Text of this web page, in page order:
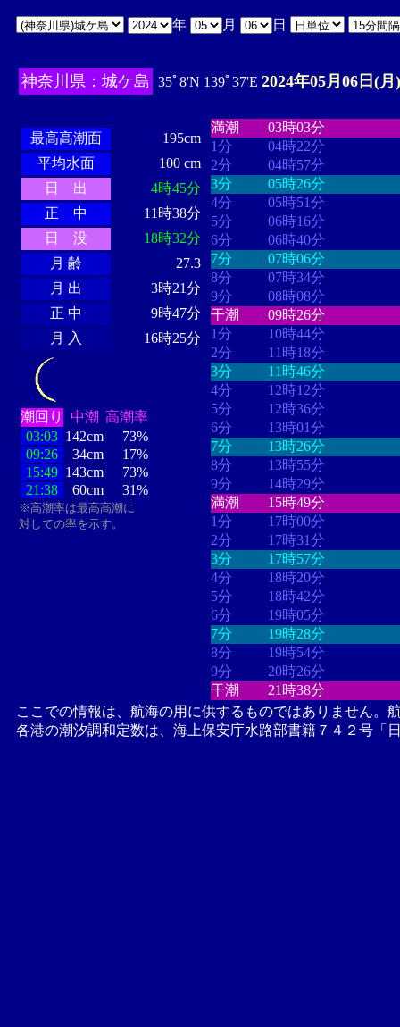
年 月 日
神奈川県：城ケ島 35ﾟ8'N 139ﾟ37'E 2024年05月06日(月)
最高高潮面
195cm
平均水面
100 cm
日 出
4時45分
正 中
11時38分
日 没
18時32分
月 齢
27.3
月 出
3時21分
正 中
9時47分
月 入
16時25分
潮回り 中潮 高潮率
03:03 142cm
73%
09:26
34cm
17%
15:49 143cm
73%
21:38
60cm 31%
※高潮率は最高高潮に
対しての率を示す。
満潮
03時03分
1分
04時22分
2分
04時57分
3分
05時26分
4分
05時51分
5分
06時16分
6分
06時40分
7分
07時06分
8分
07時34分
9分
08時08分
干潮
09時26分
1分
10時44分
2分
11時18分
3分
11時46分
4分
12時12分
5分
12時36分
6分
13時01分
7分
13時26分
8分
13時55分
9分
14時29分
満潮
15時49分
1分
17時00分
2分
17時31分
3分
17時57分
4分
18時20分
5分
18時42分
6分
19時05分
7分
19時28分
8分
19時54分
9分
20時26分
干潮
21時38分
ここでの情報は、航海の用に供するものではありません。
各港の潮汐調和定数は、海上保安庁水路部書籍７４２号「